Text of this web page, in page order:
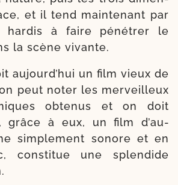
et il tend main­te­nant par
har­dis à faire péné­trer le
la scène vivante.
aujourd’­hui un film vieux de
peut noter les mer­veilleux
obte­nus et on doit
grâce à eux, un film d’au­
sim­ple­ment sonore et en
consti­tue une splen­dide